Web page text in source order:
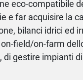
eco-compatibile
e far acquisire la
bilanci idrici ed
field/on-farm
di gestire impianti